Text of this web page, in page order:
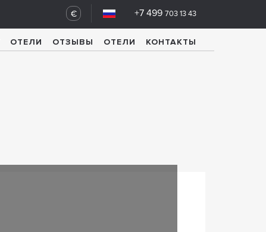
+7 499 703 13 43
€
ОТЕЛИ ОТЗЫВЫ ОТЕЛИ КОНТАКТЫ